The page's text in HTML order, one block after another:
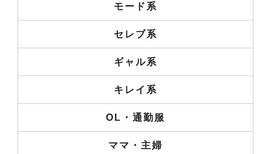
モード系
セレブ系
ギャル系
キレイ系
OL・通勤服
ママ・主婦